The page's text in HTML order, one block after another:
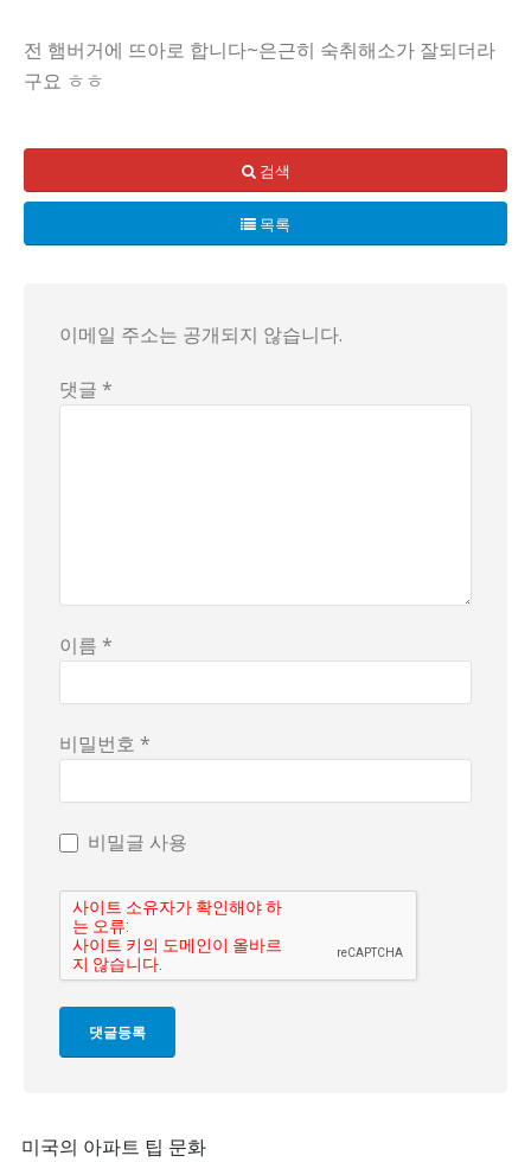
전 햄버거에 뜨아로 합니다~은근히 숙취해소가 잘되더라
구요 ㅎㅎ
특히 물냉면, 그 중에서도 칡냉면은 숙취 해소의 결정판으
이 모든 것이 한국의 숙취 해소 문화의 다양성과 깊이를 증
검색
목록
이메일 주소는 공개되지 않습니다.
댓글 *
이름 *
비밀번호 *
비밀글 사용
미국의 아파트 팁 문화